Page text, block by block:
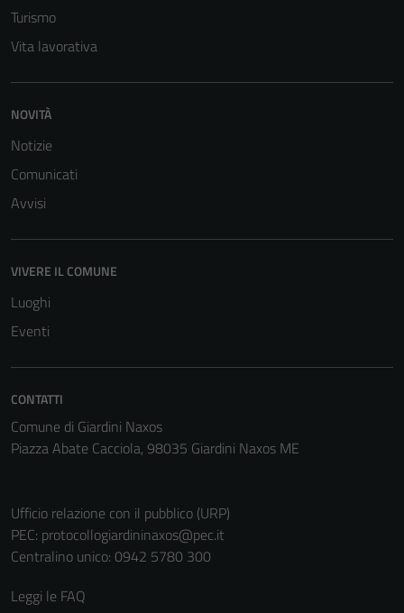
Turismo
Vita lavorativa
NOVITÀ
Notizie
Comunicati
Avvisi
VIVERE IL COMUNE
Luoghi
Eventi
CONTATTI
Comune di Giardini Naxos
Piazza Abate Cacciola, 98035 Giardini Naxos ME
Ufficio relazione con il pubblico (URP)
PEC: protocollogiardininaxos@pec.it
Centralino unico: 0942 5780 300
Leggi le FAQ